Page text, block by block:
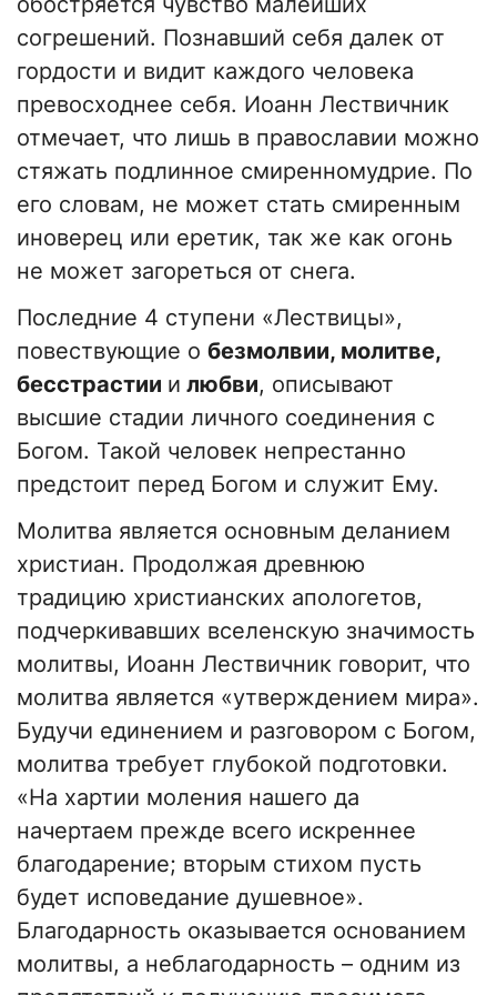
согрешений. Познавший себя далек от
гордости и видит каждого человека
превосходнее себя. Иоанн Лествичник
отмечает, что лишь в православии можно
стяжать подлинное смиренномудрие. По
его словам, не может стать смиренным
иноверец или еретик, так же как огонь
не может загореться от снега.
Последние 4 ступени «Лествицы»,
повествующие о безмолвии, молитве,
бесстрастии и любви, описывают
высшие стадии личного соединения с
Богом. Такой человек непрестанно
предстоит перед Богом и служит Ему.
Молитва является основным деланием
христиан. Продолжая древнюю
традицию христианских апологетов,
подчеркивавших вселенскую значимость
молитвы, Иоанн Лествичник говорит, что
молитва является «утверждением мира».
Будучи единением и разговором с Богом,
молитва требует глубокой подготовки.
«На хартии моления нашего да
начертаем прежде всего искреннее
благодарение; вторым стихом пусть
будет исповедание душевное».
Благодарность оказывается основанием
молитвы, а неблагодарность – одним из